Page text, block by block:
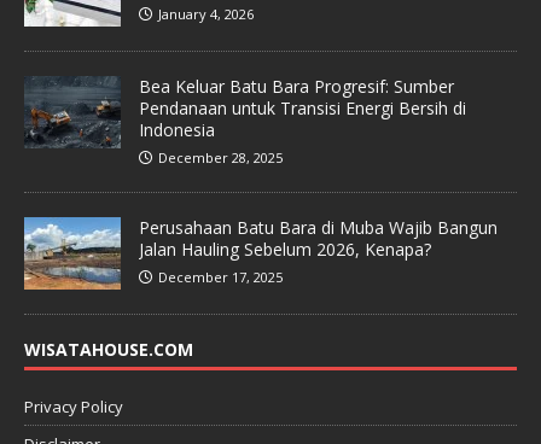
January 4, 2026
Bea Keluar Batu Bara Progresif: Sumber
Pendanaan untuk Transisi Energi Bersih di
Indonesia
December 28, 2025
Perusahaan Batu Bara di Muba Wajib Bangun
Jalan Hauling Sebelum 2026, Kenapa?
December 17, 2025
WISATAHOUSE.COM
Privacy Policy